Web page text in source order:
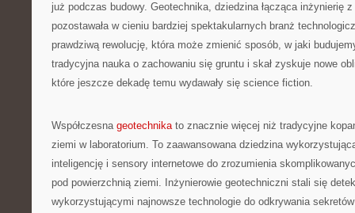
już podczas budowy. Geotechnika, dziedzina łącząca inżynierię
pozostawała w cieniu bardziej spektakularnych branż
prawdziwą rewolucję, która może zmienić sposób, w jaki
tradycyjna nauka o zachowaniu się gruntu i skał zyskuje nowe
które jeszcze dekadę temu wydawały się science fiction.
Współczesna geotechnikato znacznie więcej niż tradycyjne
ziemi w laboratorium. To zaawansowana dziedzina
inteligencję i sensory internetowe do zrozumienia
pod powierzchnią ziemi. Inżynierowie geotechniczni stali się
wykorzystującymi najnowsze technologie do odkrywania